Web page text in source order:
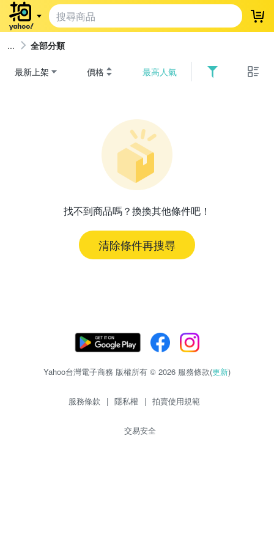
登
全部分類
最新上架 價格 最高人氣
找不到商品嗎？換換其他條件吧！
清除條件再搜尋
Yahoo台灣電子商務 版權所有 © 2026 服務條款(更新)
服務條款 | 隱私權 | 拍賣使用規範
交易安全